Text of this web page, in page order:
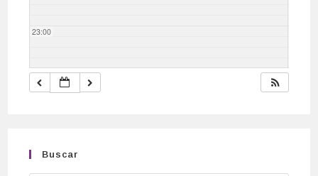
23:00
Buscar